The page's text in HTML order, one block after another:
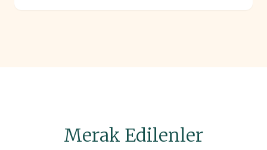
Merak Edilenler